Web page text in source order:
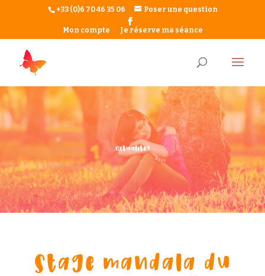
+33 (0)6 70 46 35 06 Poser une question
Mon compte Je réserve ma séance
Actualites
Stage mandala du